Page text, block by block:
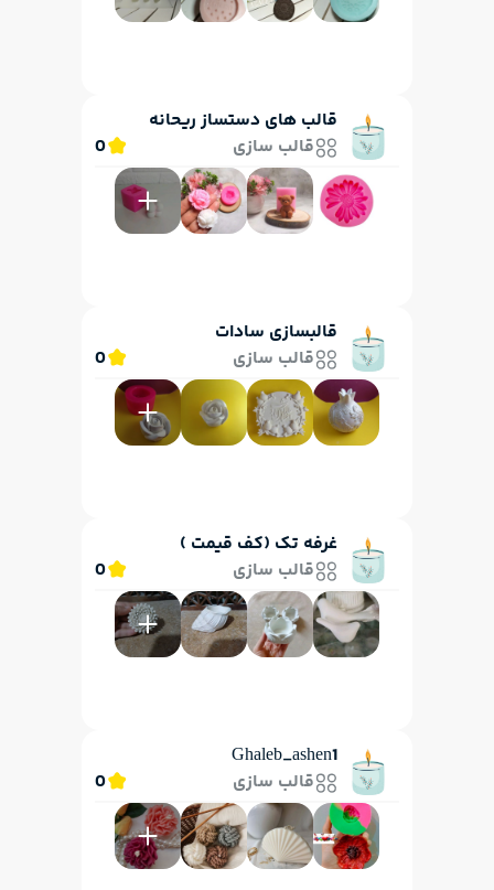
قالب های دستساز ریحانه
قالب سازی
0
قالبسازی سادات
قالب سازی
0
غرفه تک (کف قیمت )
قالب سازی
0
Ghaleb_ashen1
قالب سازی
0